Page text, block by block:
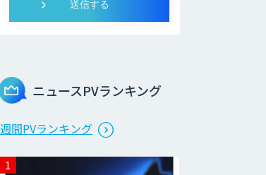
ニュースPVランキング
週間PVランキング